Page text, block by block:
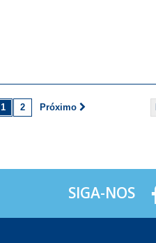
1 2 Próximo
SIGA-NOS